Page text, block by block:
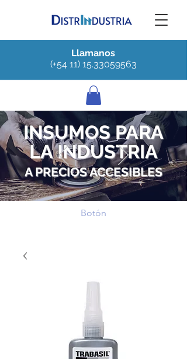
Llamanos
(+54 11) 15.33059563
INSUMOS PARA
LA INDUSTRIA
A PRECIOS ACCESIBLES
Botón